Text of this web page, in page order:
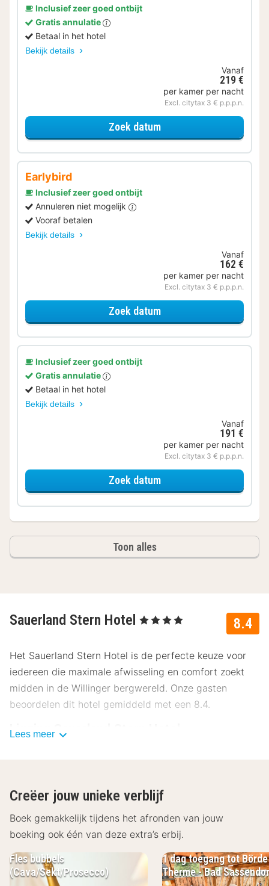
Inclusief zeer goed ontbijt
Gratis annulatie
Betaal in het hotel
Bekijk details
Vanaf
219 €
per kamer per nacht
Excl. citytax 3 € p.p.p.n.
Zoek datumvoor Samen genieten
Earlybird
Inclusief zeer goed ontbijt
Annuleren niet mogelijk
Vooraf betalen
Bekijk details
Vanaf
162 €
per kamer per nacht
Excl. citytax 3 € p.p.p.n.
Zoek datumvoor Economy kamer
Inclusief zeer goed ontbijt
Gratis annulatie
Betaal in het hotel
Bekijk details
Vanaf
191 €
per kamer per nacht
Excl. citytax 3 € p.p.p.n.
Zoek datumvoor Economy kamer
Toon alles
8.4
Sauerland Stern Hotel , 4 Sterren
Het Sauerland Stern Hotel is de perfecte keuze voor
iedereen die maximale afwisseling en comfort zoekt
midden in de Willinger bergwereld. Onze gasten
beoordelen dit hotel gemiddeld met een 8.4.
Ligging Sauerland Stern Hotel
De dalstations van de skigebieden en wandelroutes
bereik je binnen enkele minuten. In de omgeving vind
je:
Ettelsberg-Kabinenseilbahn
– ca. 650 m
Mühlenkopfschanze
(grootste grote skischans ter
Lees meer
Creëer jouw unieke verblijf
Boek gemakkelijk tijdens het afronden van jouw
boeking ook één van deze extra’s erbij.
1 dag toegang tot Börde
Therme - Bad
Fles bubbels
(Cava/Sekt/Prosecco)